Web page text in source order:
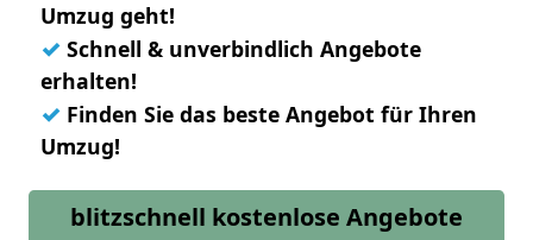
Umzug geht!
✓ Schnell & unverbindlich Angebote
erhalten!
✓ Finden Sie das beste Angebot für Ihren
Umzug!
blitzschnell kostenlose Angebote